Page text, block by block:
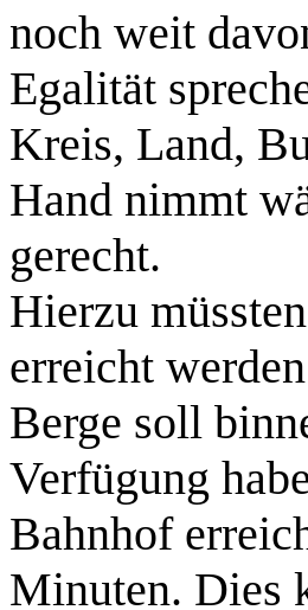
noch weit
Egalität
Kreis, Land,
Hand nimmt
gerecht.
Hierzu
erreicht
Berge soll
Verfügung
Bahnhof
Minuten. Dies